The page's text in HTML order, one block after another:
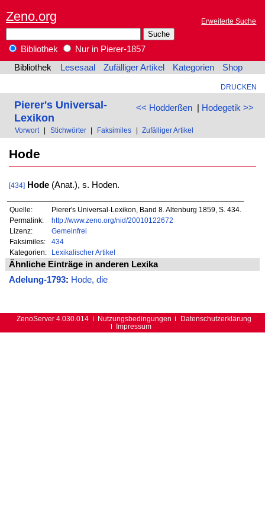
Zeno.org Erweiterte Suche
Bibliothek
Nur in Pierer-1857
Bibliothek
Lesesaal Zufälliger Artikel Kategorien Shop
DRUCKEN
<< Hodderßen| Hodegetik >>
Pierer's Universal-
Lexikon
Vorwort Stichwörter Faksimiles Zufälliger Artikel
Hode
[434] Hode(Anat.), s. Hoden.
Quelle:
Pierer's Universal-Lexikon, Band 8. Altenburg 1859, S. 434.
Permalink:
http://www.zeno.org/nid/20010122672
Lizenz:
Gemeinfrei
Faksimiles:
434
Kategorien:
Lexikalischer Artikel
Ähnliche Einträge in anderen Lexika
Adelung-1793: Hode, die
ZenoServer 4.030.014 Nutzungsbedingungen
Datenschutzerklärung
Impressum